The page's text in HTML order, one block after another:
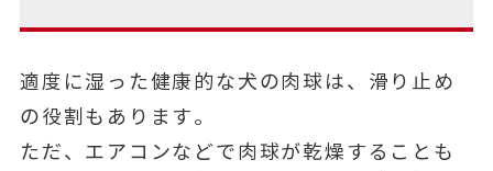
適度に湿った健康的な犬の肉球は、滑り止め
の役割もあります。
ただ、エアコンなどで肉球が乾燥することも